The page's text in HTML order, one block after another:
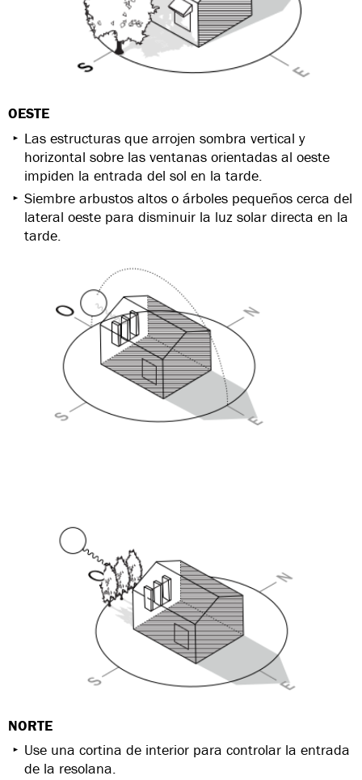
OESTE
Las estructuras que arrojen sombra vertical y
horizontal sobre las ventanas orientadas al oeste
impiden la entrada del sol en la tarde.
Siembre arbustos altos o árboles pequeños cerca del
lateral oeste para disminuir la luz solar directa en la
tarde.
NORTE
Use una cortina de interior para controlar la entrada
de la resolana.